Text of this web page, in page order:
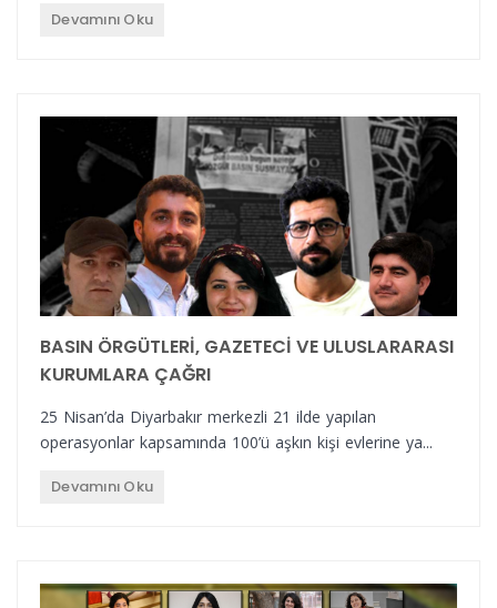
Devamını Oku
BASIN ÖRGÜTLERİ, GAZETECİ VE ULUSLARARASI
KURUMLARA ÇAĞRI
25 Nisan’da Diyarbakır merkezli 21 ilde yapılan
operasyonlar kapsamında 100’ü aşkın kişi evlerine ya...
Devamını Oku